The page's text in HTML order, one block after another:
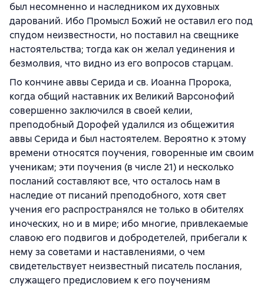
был несомненно и наследником их духовных
дарований. Ибо Промысл Божий не оставил его под
спудом неизвестности, но поставил на свещнике
настоятельства; тогда как он желал уединения и
безмолвия, что видно из его вопросов старцам.
По кончине аввы Серида и св. Иоанна Пророка,
когда общий наставник их Великий Варсонофий
совершенно заключился в своей келии,
преподобный Дорофей удалился из общежития
аввы Серида и был настоятелем. Вероятно к этому
времени относятся поучения, говоренные им своим
ученикам; эти поучения (в числе 21) и несколько
посланий составляют все, что осталось нам в
наследие от писаний преподобного, хотя свет
учения его распространялся не только в обителях
иноческих, но и в мире; ибо многие, привлекаемые
славою его подвигов и добродетелей, прибегали к
нему за советами и наставлениями, о чем
свидетельствует неизвестный писатель послания,
служащего предисловием к его поучениям